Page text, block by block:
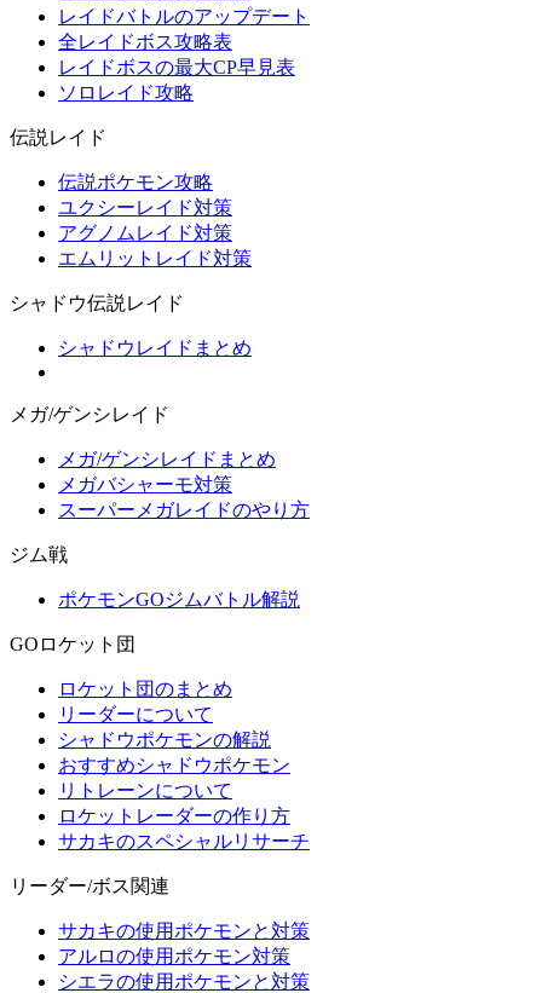
レイドバトルのアップデート
全レイドボス攻略表
レイドボスの最大CP早見表
ソロレイド攻略
伝説レイド
伝説ポケモン攻略
ユクシーレイド対策
アグノムレイド対策
エムリットレイド対策
シャドウ伝説レイド
シャドウレイドまとめ
メガ/ゲンシレイド
メガ/ゲンシレイドまとめ
メガバシャーモ対策
スーパーメガレイドのやり方
ジム戦
ポケモンGOジムバトル解説
GOロケット団
ロケット団のまとめ
リーダーについて
シャドウポケモンの解説
おすすめシャドウポケモン
リトレーンについて
ロケットレーダーの作り方
サカキのスペシャルリサーチ
リーダー/ボス関連
サカキの使用ポケモンと対策
アルロの使用ポケモン対策
シエラの使用ポケモンと対策